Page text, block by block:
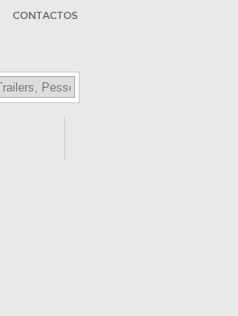
CONTACTOS